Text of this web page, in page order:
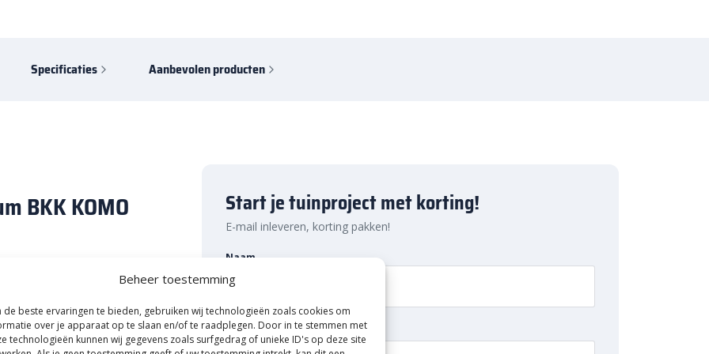
Beheer toestemming
de beste ervaringen te bieden, gebruiken wij technologieën zoals cookies om
over je apparaat op te slaan en/of te raadplegen. Door in te stemmen met
technologieën kunnen wij gegevens zoals surfgedrag of unieke ID's op deze site
Specificaties Aanbevolen producten
BKK KOMO
Betonklinker 8 cm Oud
in klinkerformaat is
perfect voor de aanleg
De steen kan in verschillende
en elleboogverband.
Uitsluitend A-Kwaliteit!
Start je tuinproject met korting!
E-mail inleveren, korting pakken!
Naam
E-mailadres